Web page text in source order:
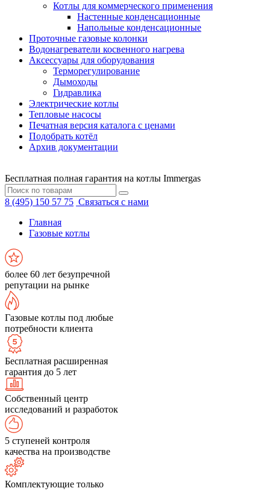
Котлы для коммерческого применения
Настенные конденсационные
Напольные конденсационные
Проточные газовые колонки
Водонагреватели косвенного нагрева
Аксессуары для оборудования
Терморегулирование
Дымоходы
Гидравлика
Электрические котлы
Тепловые насосы
Печатная версия каталога с ценами
Подобрать котёл
Архив документации
Бесплатная полная гарантия на котлы Immergas
8 (495) 150 57 75 Связаться с нами
Главная
Газовые котлы
более 60 лет безупречной
репутации на рынке
Газовые котлы под любые
потребности клиента
Бесплатная расширенная
гарантия до 5 лет
Собственный центр
исследований и разработок
5 ступеней контроля
качества на производстве
Комплектующие только